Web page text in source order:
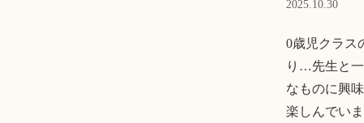
2025.10.30
0歳児クラス
り…先生と
なものに興
楽しんでい